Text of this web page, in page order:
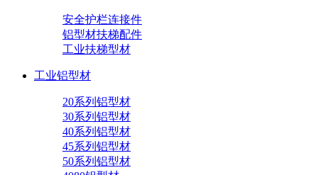
安全护栏连接件
铝型材扶梯配件
工业扶梯型材
工业铝型材
20系列铝型材
30系列铝型材
40系列铝型材
45系列铝型材
50系列铝型材